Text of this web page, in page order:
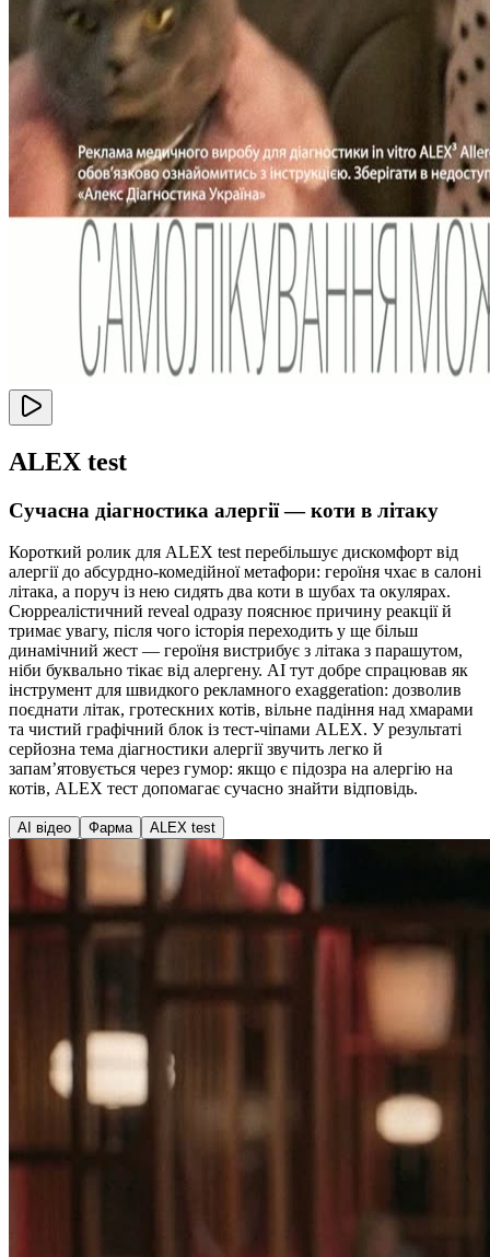
ALEX test
Сучасна діагностика алергії — коти в літаку
Короткий ролик для ALEX test перебільшує дискомфорт від
алергії до абсурдно-комедійної метафори: героїня чхає в салоні
літака, а поруч із нею сидять два коти в шубах та окулярах.
Сюрреалістичний reveal одразу пояснює причину реакції й
тримає увагу, після чого історія переходить у ще більш
динамічний жест — героїня вистрибує з літака з парашутом,
ніби буквально тікає від алергену. AI тут добре спрацював як
інструмент для швидкого рекламного exaggeration: дозволив
поєднати літак, гротескних котів, вільне падіння над хмарами
та чистий графічний блок із тест-чіпами ALEX. У результаті
серйозна тема діагностики алергії звучить легко й
запамʼятовується через гумор: якщо є підозра на алергію на
котів, ALEX тест допомагає сучасно знайти відповідь.
AI відео Фарма ALEX test